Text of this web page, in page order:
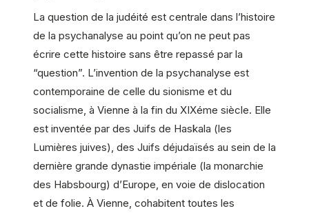
La question de la judéité est centrale dans l’histoire
de la psychanalyse au point qu’on ne peut pas
écrire cette histoire sans être repassé par la
“question”. L’invention de la psychanalyse est
contemporaine de celle du sionisme et du
socialisme, à Vienne à la fin du XIXéme siècle. Elle
est inventée par des Juifs de Haskala (les
Lumières juives), des Juifs déjudaïsés au sein de la
dernière grande dynastie impériale (la monarchie
des Habsbourg) d’Europe, en voie de dislocation
et de folie. À Vienne, cohabitent toutes les